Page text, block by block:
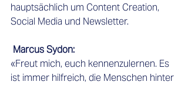
hauptsächlich um Content Creation,
Social Media und Newsletter.
Marcus Sydon:
«Freut mich, euch kennenzulernen. Es
ist immer hilfreich, die Menschen hinter